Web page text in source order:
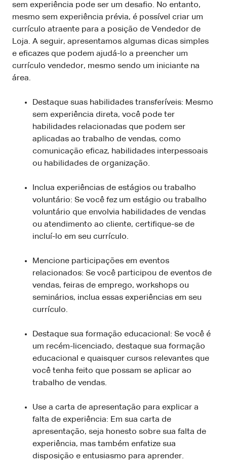
sem experiência pode ser um desafio. No entanto,
mesmo sem experiência prévia, é possível criar um
currículo atraente para a posição de Vendedor de
Loja. A seguir, apresentamos algumas dicas simples
e eficazes que podem ajudá-lo a preencher um
currículo vendedor, mesmo sendo um iniciante na
área.
Destaque suas habilidades transferíveis: Mesmo
sem experiência direta, você pode ter
habilidades relacionadas que podem ser
aplicadas ao trabalho de vendas, como
comunicação eficaz, habilidades interpessoais
ou habilidades de organização.
Inclua experiências de estágios ou trabalho
voluntário: Se você fez um estágio ou trabalho
voluntário que envolvia habilidades de vendas
ou atendimento ao cliente, certifique-se de
incluí-lo em seu currículo.
Mencione participações em eventos
relacionados: Se você participou de eventos de
vendas, feiras de emprego, workshops ou
seminários, inclua essas experiências em seu
currículo.
Destaque sua formação educacional: Se você é
um recém-licenciado, destaque sua formação
educacional e quaisquer cursos relevantes que
você tenha feito que possam se aplicar ao
trabalho de vendas.
Use a carta de apresentação para explicar a
falta de experiência: Em sua carta de
apresentação, seja honesto sobre sua falta de
experiência, mas também enfatize sua
disposição e entusiasmo para aprender.